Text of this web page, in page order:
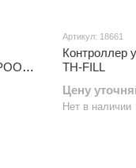
Артикул: 18661
Контроллер
TH-FILL
Цену
Нет в наличии